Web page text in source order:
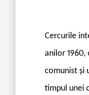
Cercurile
anilor 1960,
comunist și
timpul unei